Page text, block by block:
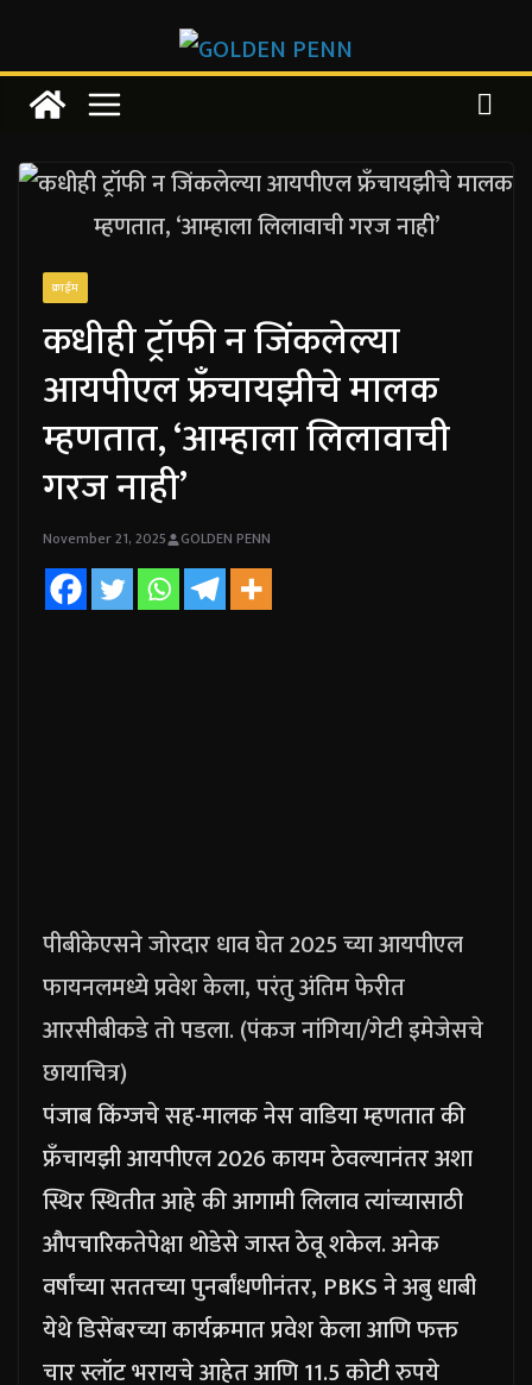
to
content
क्राईम
कधीही ट्रॉफी न जिंकलेल्या
आयपीएल फ्रँचायझीचे मालक
म्हणतात, ‘आम्हाला लिलावाची
गरज नाही’
November 21, 2025 GOLDEN PENN
पीबीकेएसने जोरदार धाव घेत 2025 च्या आयपीएल
फायनलमध्ये प्रवेश केला, परंतु अंतिम फेरीत
आरसीबीकडे तो पडला. (पंकज नांगिया/गेटी इमेजेसचे
छायाचित्र)
पंजाब किंग्जचे सह-मालक नेस वाडिया म्हणतात की
फ्रँचायझी आयपीएल 2026 कायम ठेवल्यानंतर अशा
स्थिर स्थितीत आहे की आगामी लिलाव त्यांच्यासाठी
औपचारिकतेपेक्षा थोडेसे जास्त ठेवू शकेल.अनेक
वर्षांच्या सततच्या पुनर्बांधणीनंतर, PBKS ने अबु धाबी
येथे डिसेंबरच्या कार्यक्रमात प्रवेश केला आणि फक्त
चार स्लॉट भरायचे आहेत आणि 11.5 कोटी रुपये